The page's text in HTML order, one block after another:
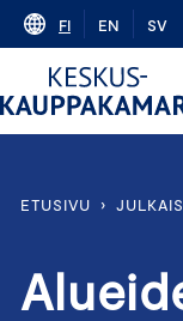
Skip
content
FI EN SV
ETUSIVU ›